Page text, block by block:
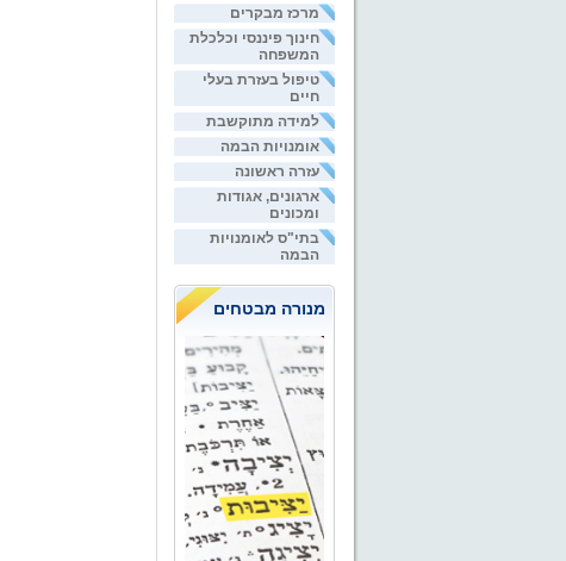
מרכז מבקרים
חינוך פיננסי וכלכלת
המשפחה
טיפול בעזרת בעלי
חיים
למידה מתוקשבת
אומנויות הבמה
עזרה ראשונה
ארגונים, אגודות
ומכונים
בתי"ס לאומנויות
הבמה
מנורה מבטחים